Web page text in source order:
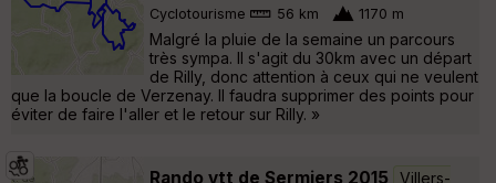
Cyclotourisme 56 km 1170 m
Malgré la pluie de la semaine un parcours
très sympa. Il s'agit du 30km avec un départ
de Rilly, donc attention à ceux qui ne veulent
que la boucle de Verzenay. Il faudra supprimer des points pour
éviter de faire l'aller et le retour sur Rilly. »
Rando vtt de Sermiers 2015
Villers-